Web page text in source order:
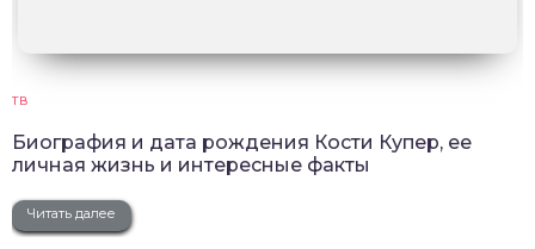
ТВ
Биография и дата рождения Кости Купер, ее
личная жизнь и интересные факты
Читать далее